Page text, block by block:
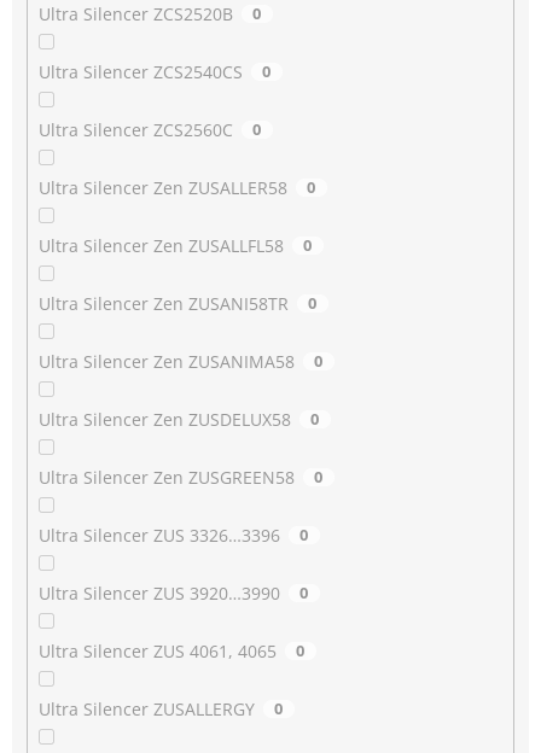
Ultra Silencer ZCS2520B 0
Ultra Silencer ZCS2540CS 0
Ultra Silencer ZCS2560C 0
Ultra Silencer Zen ZUSALLER58 0
Ultra Silencer Zen ZUSALLFL58 0
Ultra Silencer Zen ZUSANI58TR 0
Ultra Silencer Zen ZUSANIMA58 0
Ultra Silencer Zen ZUSDELUX58 0
Ultra Silencer Zen ZUSGREEN58 0
Ultra Silencer ZUS 3326…3396 0
Ultra Silencer ZUS 3920…3990 0
Ultra Silencer ZUS 4061, 4065 0
Ultra Silencer ZUSALLERGY 0